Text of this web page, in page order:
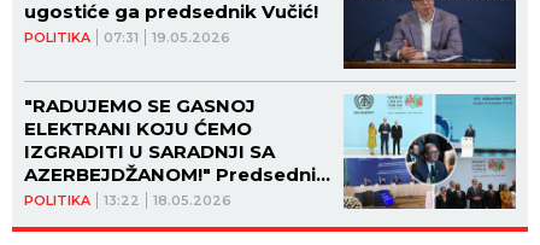
POLITIKA 07:31 19.05.2026
ugostiće ga predsednik Vučić!
POLITIKA 13:22 18.05.2026
"RADUJEMO SE GASNOJ
ELEKTRANI KOJU ĆEMO
IZGRADITI U SARADNJI SA
AZERBEJDŽANOM!" Predsednik
Vučić govorio na 13. Svetskom